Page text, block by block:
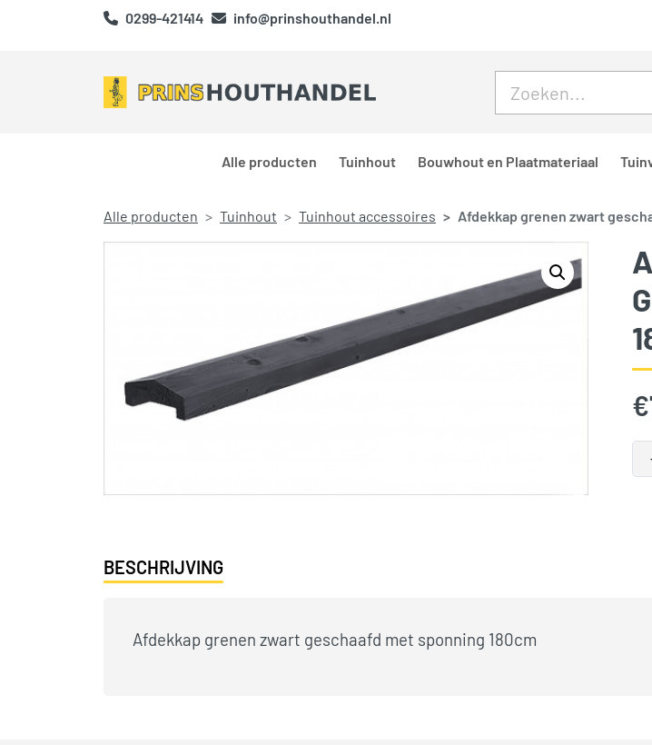
0299-421414 info@prinshouthandel.nl
Alle producten Tuinhout Bouwhout en Plaatmateriaal
Alle producten Tuinhout Tuinhout accessoires Afdekkap grenen zwart
€
BESCHRIJVING
Afdekkap grenen zwart geschaafd met sponning 180cm